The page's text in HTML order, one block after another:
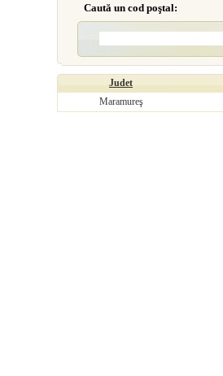
Caută un cod poştal:
Judet
Maramureş